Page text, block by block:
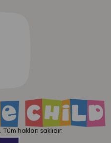
. Tüm hakları saklıdır.